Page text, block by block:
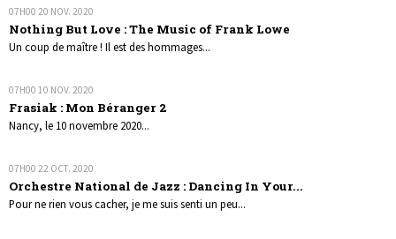
07H00 20 NOV. 2020
Nothing But Love : The Music of Frank Lowe
Un coup de maître ! Il est des hommages...
07H00 10 NOV. 2020
Frasiak : Mon Béranger 2
Nancy, le 10 novembre 2020...
07H00 22 OCT. 2020
Orchestre National de Jazz : Dancing In Your...
Pour ne rien vous cacher, je me suis senti un peu...